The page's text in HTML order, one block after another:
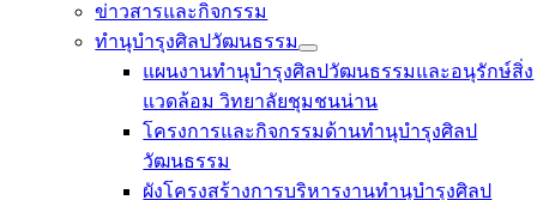
ข่าวสารและกิจกรรม
ทำนุบำรุงศิลปวัฒนธรรม
แผนงานทำนุบำรุงศิลปวัฒนธรรมและอนุรักษ์สิ่ง
แวดล้อม วิทยาลัยชุมชนน่าน
โครงการและกิจกรรมด้านทำนุบำรุงศิลป
วัฒนธรรม
ผังโครงสร้างการบริหารงานทำนุบำรุงศิลป